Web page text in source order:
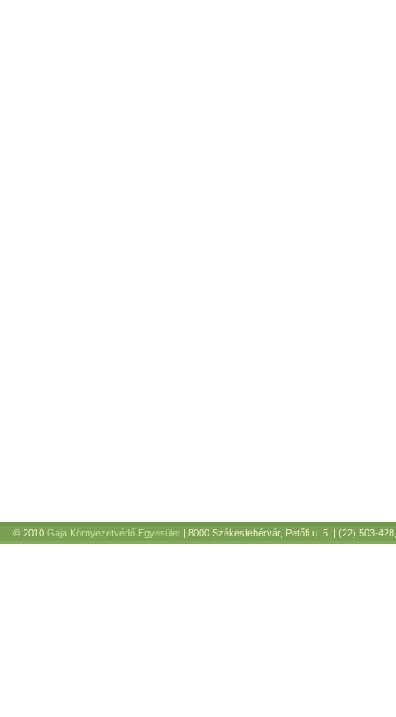
© 2010 Gaja Környezetvédő Egyesület | 8000 Székesfehérvár, Petőfi u. 5. | (22) 503-